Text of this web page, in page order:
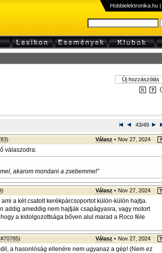
Hobbielektronika.hu |
Új hozzászólás
43/49
) Válasz • Nov 27, 2024
válaszodra:
akarom mondani a zsebemmel”
) Válasz • Nov 27, 2024
a két csatolt kerékpárcsoportot külön-külön hajtja.
addig ameddig nem hajtják csapágyasra, vagy motort
a kidolgozottsága bőven alul marad a Roco féle
#70785) Válasz • Nov 27, 2024
a hasonlóság ellenére nem ugyanaz a gép! (Nem ez